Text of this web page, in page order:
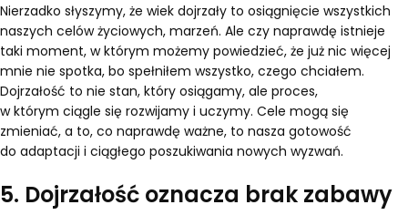
Nierzadko słyszymy, że wiek dojrzały to osiągnięcie wszystkich
naszych celów życiowych, marzeń. Ale czy naprawdę istnieje
taki moment, w którym możemy powiedzieć, że już nic więcej
mnie nie spotka, bo spełniłem wszystko, czego chciałem.
Dojrzałość to nie stan, który osiągamy, ale proces,
w którym ciągle się rozwijamy i uczymy. Cele mogą się
zmieniać, a to, co naprawdę ważne, to nasza gotowość
do adaptacji i ciągłego poszukiwania nowych wyzwań.
5. Dojrzałość oznacza brak zabawy